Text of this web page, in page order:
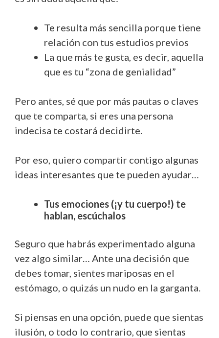
Te resulta más sencilla porque tiene
relación con tus estudios previos
La que más te gusta, es decir, aquella
que es tu “zona de genialidad”
Pero antes, sé que por más pautas o claves
que te comparta, si eres una persona
indecisa te costará decidirte.
Por eso, quiero compartir contigo algunas
ideas interesantes que te pueden ayudar…
Tus emociones (¡y tu cuerpo!) te
hablan, escúchalos
Seguro que habrás experimentado alguna
vez algo similar… Ante una decisión que
debes tomar, sientes mariposas en el
estómago, o quizás un nudo en la garganta.
Si piensas en una opción, puede que sientas
ilusión, o todo lo contrario, que sientas